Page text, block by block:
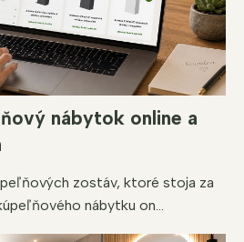
nábytok online a
zostáv, ktoré stoja za
nábytku on...